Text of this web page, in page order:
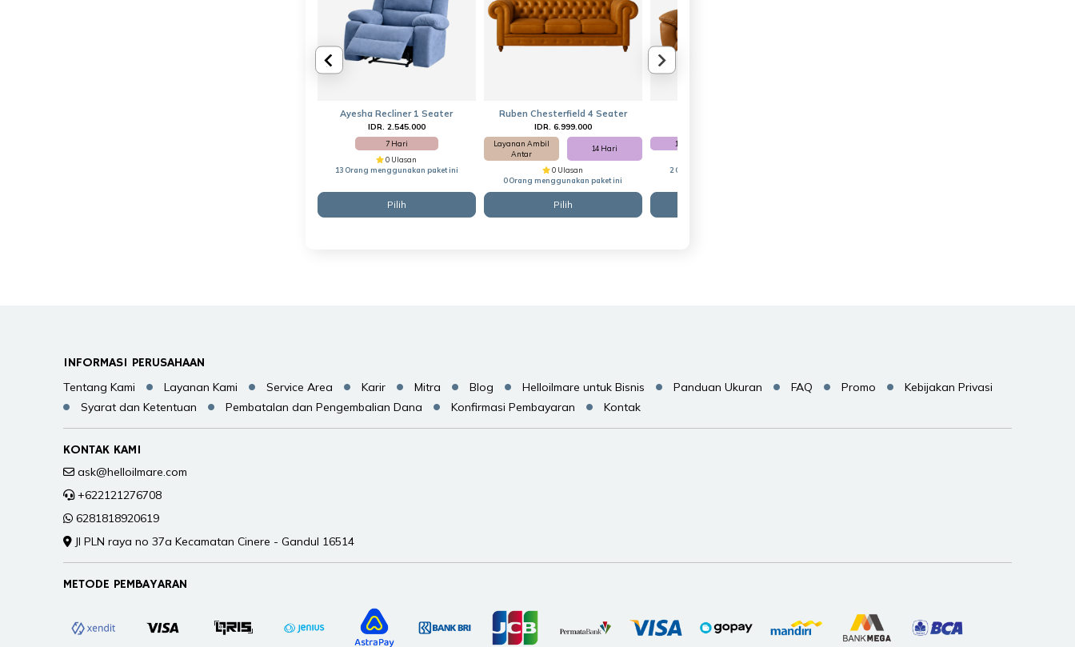
Ayesha Recliner 1 Seater
IDR. 2.545.000
7 Hari
0 Ulasan
13 Orang menggunakan paket ini
Pilih
Ruben Chesterfield 4 Seater
IDR. 6.999.000
Layanan Ambil
Antar
14 Hari
0 Ulasan
0 Orang menggunakan paket ini
Pilih
14 Hari
2 Orang menggunakan paket ini
INFORMASI PERUSAHAAN
Tentang Kami Layanan Kami Service Area Karir Mitra Blog Helloilmare untuk Bisnis Panduan Ukuran FAQ Promo
Kebijakan Privasi
Syarat dan Ketentuan
Pembatalan dan Pengembalian Dana Konfirmasi Pembayaran Kontak
KONTAK KAMI
ask@helloilmare.com
+622121276708
6281818920619
Jl PLN raya no 37a Kecamatan Cinere - Gandul 16514
METODE PEMBAYARAN